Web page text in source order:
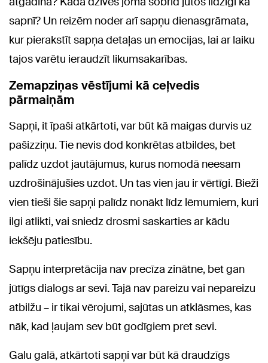
sapnī? Un reizēm noder arī sapņu dienasgrāmata,
kur pierakstīt sapņa detaļas un emocijas, lai ar laiku
tajos varētu ieraudzīt likumsakarības.
Zemapziņas vēstījumi kā ceļvedis
pārmaiņām
Sapņi, it īpaši atkārtoti, var būt kā maigas durvis uz
pašizziņu. Tie nevis dod konkrētas atbildes, bet
palīdz uzdot jautājumus, kurus nomodā neesam
uzdrošinājušies uzdot. Un tas vien jau ir vērtīgi. Bieži
vien tieši šie sapņi palīdz nonākt līdz lēmumiem, kuri
ilgi atlikti, vai sniedz drosmi saskarties ar kādu
iekšēju patiesību.
Sapņu interpretācija nav precīza zinātne, bet gan
jūtīgs dialogs ar sevi. Tajā nav pareizu vai nepareizu
atbilžu – ir tikai vērojumi, sajūtas un atklāsmes, kas
nāk, kad ļaujam sev būt godīgiem pret sevi.
Galu galā, atkārtoti sapņi var būt kā draudzīgs